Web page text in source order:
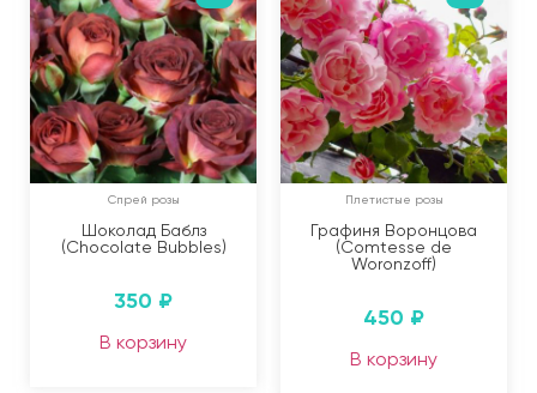
Спрей розы
Шоколад Баблз
(Chocolate Bubbles)
350 ₽
В корзину
Плетистые розы
Графиня Воронцова
(Comtesse de
Woronzoff)
450 ₽
В корзину